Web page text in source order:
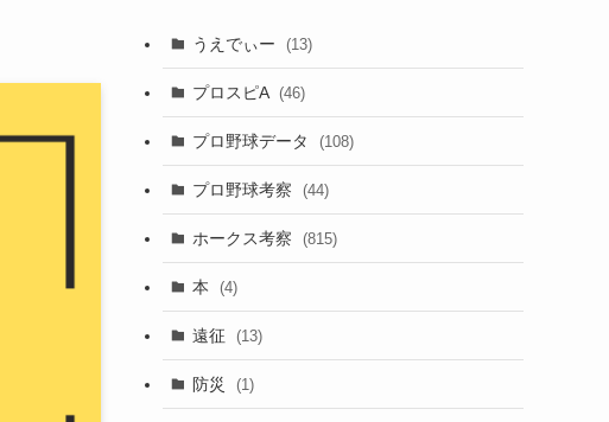
うえでぃー (13)
プロスピA (46)
プロ野球データ (108)
プロ野球考察 (44)
ホークス考察 (815)
本 (4)
遠征 (13)
防災 (1)